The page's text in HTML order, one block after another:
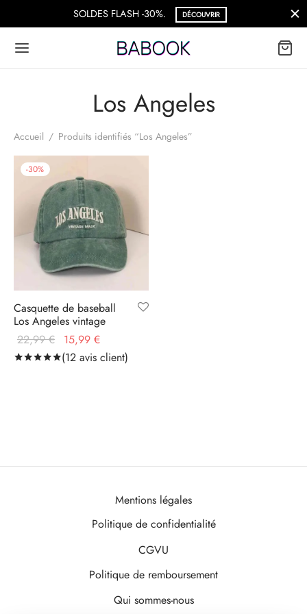
SOLDES FLASH -30%. DÉCOUVRIR
Los Angeles
Accueil / Produits identifiés “Los Angeles”
-30%
Casquette de baseball
Los Angeles vintage
22,99€
Le prix
initial
15,99 €
actuel
Notésur 5 basé sur
(12 avis client)
Mentions légales
Politique de confidentialité
CGVU
Politique de remboursement
Qui sommes-nous